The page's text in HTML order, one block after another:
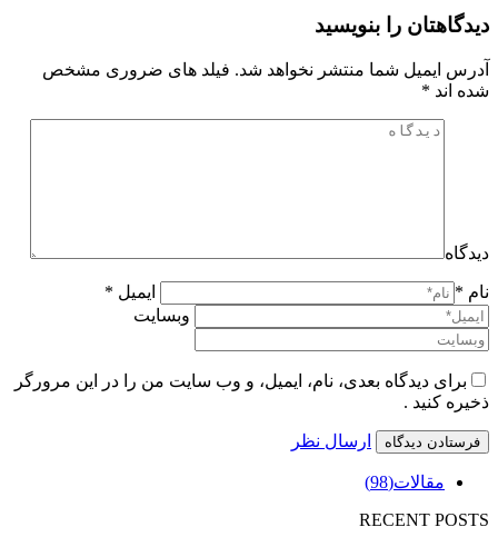
دیدگاهتان را بنویسید
آدرس ایمیل شما منتشر نخواهد شد. فیلد های ضروری مشخص
شده اند *
دیدگاه
نام *
ایمیل *
وبسایت
برای دیدگاه بعدی، نام، ایمیل، و وب سایت من را در این مرورگر
ذخیره کنید .
ارسال نظر
مقالات(98)
RECENT POSTS